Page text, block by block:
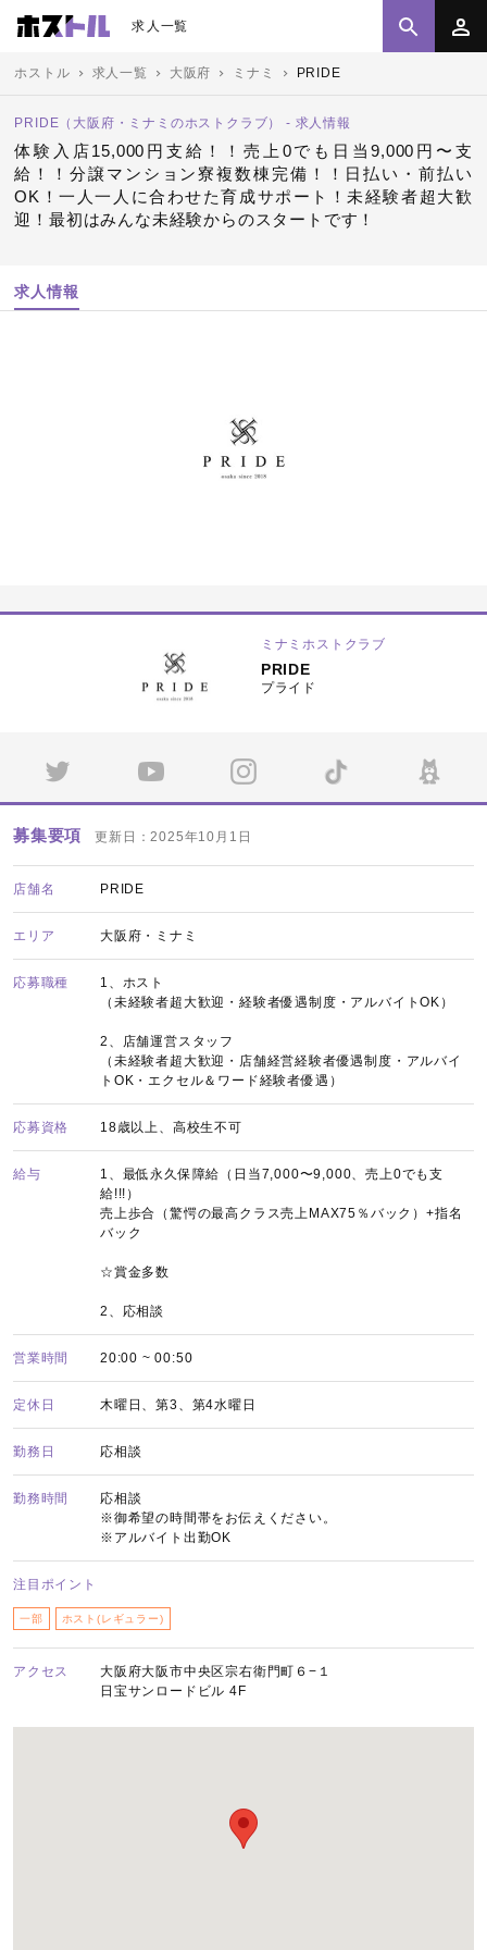
求人一覧
ホストル 求人一覧 大阪府 ミナミ PRIDE
PRIDE（大阪府・ミナミのホストクラブ） - 求人情報
体験入店15,000円支給！！売上0でも日当9,000円〜支
給！！分譲マンション寮複数棟完備！！日払い・前払い
OK！一人一人に合わせた育成サポート！未経験者超大歓
迎！最初はみんな未経験からのスタートです！
求人情報
ミナミホストクラブ
PRIDE
プライド
募集要項 更新日：2025年10月1日
店舗名 PRIDE
エリア 大阪府・ミナミ
応募職種
1、ホスト
（未経験者超大歓迎・経験者優遇制度・アルバイトOK）
2、店舗運営スタッフ
（未経験者超大歓迎・店舗経営経験者優遇制度・アルバイ
トOK・エクセル＆ワード経験者優遇）
応募資格 18歳以上、高校生不可
給与
1、最低永久保障給（日当7,000〜9,000、売上0でも支
給!!!）
売上歩合（驚愕の最高クラス売上MAX75％バック）+指名
バック
☆賞金多数
2、応相談
営業時間 20:00 ~ 00:50
定休日 木曜日、第3、第4水曜日
勤務日 応相談
勤務時間
応相談
※御希望の時間帯をお伝えください。
※アルバイト出勤OK
注目ポイント
一部 ホスト(レギュラー)
アクセス
大阪府大阪市中央区宗右衛門町６−１
日宝サンロードビル 4F